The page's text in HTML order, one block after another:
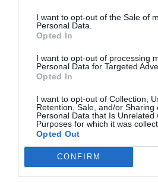
I want to opt-out of the Sale of
Personal Data.
Opted In
I want to opt-out of processing
Personal Data for Targeted
Opted In
I want to opt-out of Collection,
Retention, Sale, and/or Sharing
Personal Data that Is Unrelated
Purposes for which it was
Opted Out
CONFIRM
Princípios éticos
A tradição da montaria na Península
muito específicos, assentes numa tradição
critérios de gestão cinegética. Por